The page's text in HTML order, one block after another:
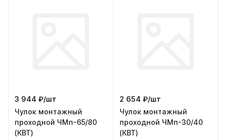
3 944 ₽/шт
Чулок монтажный
проходной ЧМп-65/80
(КВТ)
2 654 ₽/шт
Чулок монтажный
проходной ЧМп-30/40
(КВТ)